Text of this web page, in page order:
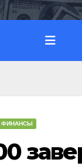
ФИНАНСЫ